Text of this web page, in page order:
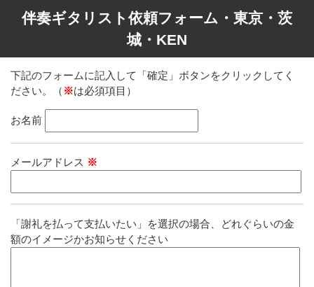
伴奏ギタリスト依頼フォーム・東京・茨
城・KEN
下記のフォームに記入して「確定」ボタンをクリックしてく
ださい。（ ※は必須項目）
お名前
メールアドレス ※
「謝礼を払って支払いたい」を選択の場合、どれぐらいの金
額のイメージかお知らせください